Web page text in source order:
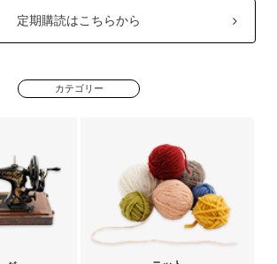
定期購読はこちらから
カテゴリー